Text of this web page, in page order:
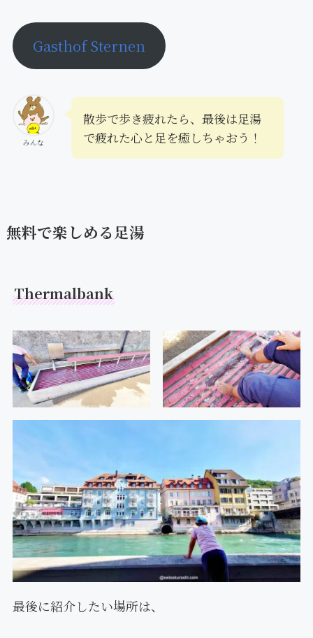
Gasthof Sternen
みんな
散歩で歩き疲れたら、最後は足湯
で疲れた心と足を癒しちゃおう！
無料で楽しめる足湯
Thermalbank
最後に紹介したい場所は、